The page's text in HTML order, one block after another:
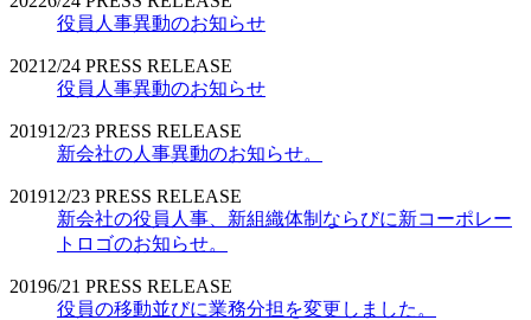
役員人事異動のお知らせ
2021 2/24 PRESS RELEASE
役員人事異動のお知らせ
201912/23 PRESS RELEASE
新会社の人事異動のお知らせ。
201912/23 PRESS RELEASE
新会社の役員人事、新組織体制ならびに新コーポレー
トロゴのお知らせ。
20196/21 PRESS RELEASE
役員の移動並びに業務分担を変更しました。